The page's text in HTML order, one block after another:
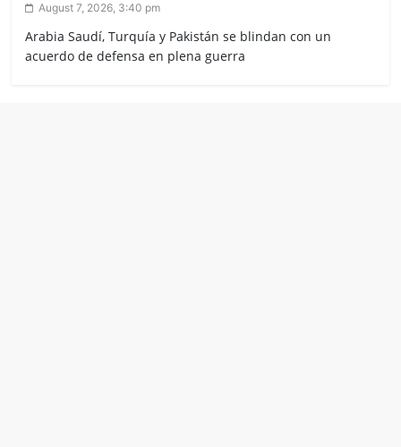
August 7, 2026, 3:40 pm
Arabia Saudí, Turquía y Pakistán se blindan con un
acuerdo de defensa en plena guerra